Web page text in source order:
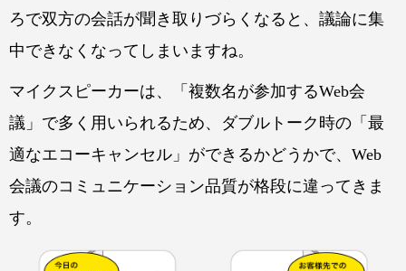
ろで双方の会話が聞き取りづらくなると、議論に集
中できなくなってしまいますね。
マイクスピーカーは、「複数名が参加するWeb会
議」で多く用いられるため、ダブルトーク時の「最
適なエコーキャンセル」ができるかどうかで、Web
会議のコミュニケーション品質が格段に違ってきま
す。